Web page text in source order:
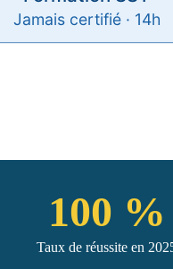
100 %
Taux de réussite en